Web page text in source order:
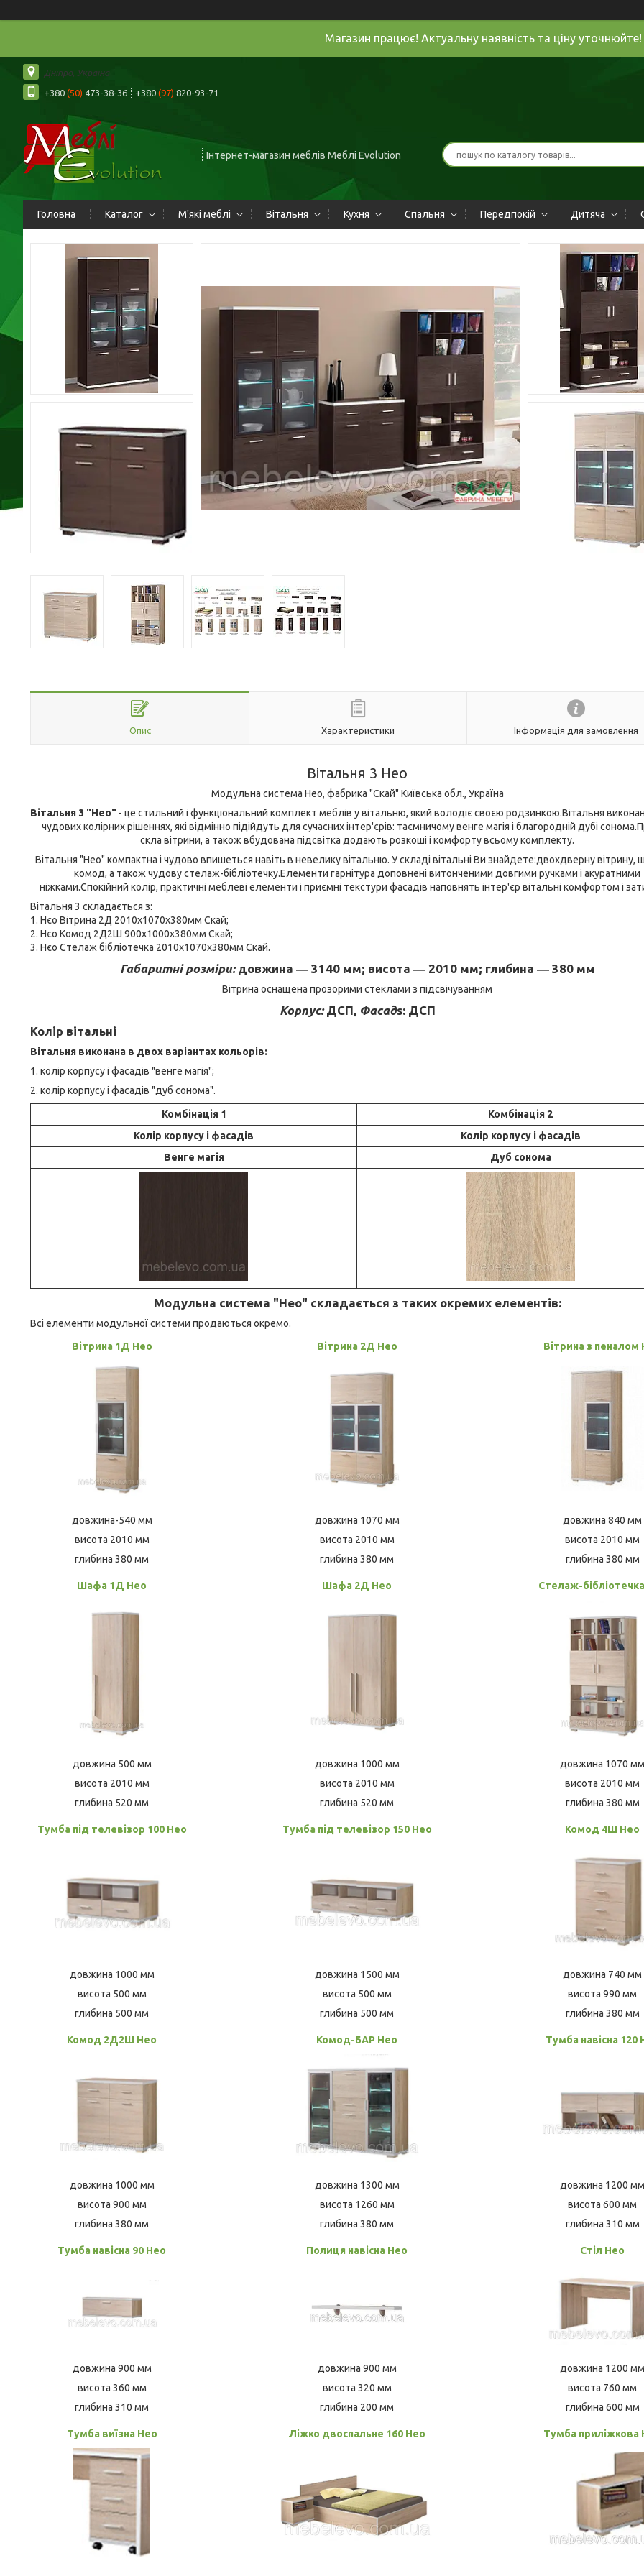
Магазин працює! Актуальну наявність та ціну уточнюйте!
Дніпро, Україна
+380 (50) 473-38-36 +380 (97) 820-93-71
Інтернет-магазин меблів Меблі Evolution
Головна Каталог М'які меблі Вітальня Кухня Спальня Передпокій Дитяча
Опис Характеристики Інформація для замовлення
Вітальня 3 Нео
Модульна система Нео, фабрика "Скай" Київська обл., Україна
Вітальня 3 "Нео" - це стильний і функціональний комплект меблів у вітальню, який володіє своєю родзинкою.Вітальня
чудових колірних рішеннях, які відмінно підійдуть для сучасних інтер'єрів: таємничому венге магія і благородній дубі
скла вітрини, а також вбудована підсвітка додають розкоші і комфорту всьому комплекту.
Вітальня "Нео" компактна і чудово впишеться навіть в невелику вітальню. У складі вітальні Ви знайдете:двохдверну вітрину,
комод, а також чудову стелаж-бібліотечку.Елементи гарнітура доповнені витонченими довгими ручками і акуратними
ніжками.Спокійний колір, практичні меблеві елементи і приємні текстури фасадів наповнять інтер'єр вітальні комфортом і
Вітальня 3 складається з:
1. Нєо Вітрина 2Д 2010х1070х380мм Скай;
2. Нєо Комод 2Д2Ш 900х1000х380мм Скай;
3. Нєо Стелаж бібліотечка 2010х1070х380мм Скай.
Габаритні розміри:довжина ― 3140 мм; висота ― 2010 мм; глибина ― 380 мм
Вітрина оснащена прозорими стеклами з підсвічуванням
Корпус:ДСП, Фасадs: ДСП
Колір вітальні
Вітальня виконана в двох варіантах кольорів:
1. колір корпусу і фасадів "венге магія";
2. колір корпусу і фасадів "дуб сонома".
Комбінація 1
Комбінація 2
Колір корпусу і фасадів
Колір корпусу і фасадів
Венге магія
Дуб сонома
Модульна система "Нео" складається з таких окремих елементів:
Всі елементи модульної системи продаються окремо.
Вітрина 1Д Нео
Вітрина 2Д Нео Вітрина з пеналом
довжина-540 мм
висота 2010 мм
глибина 380 мм
довжина 1070 мм
висота 2010 мм
глибина 380 мм
довжина 840 мм
висота 2010 мм
глибина 380 мм
Шафа 1Д Нео Шафа 2Д Нео Стелаж-
довжина 500 мм
висота 2010 мм
глибина 520 мм
довжина 1000 мм
висота 2010 мм
глибина 520 мм
довжина 1070 мм
висота 2010 мм
глибина 380 мм
Тумба під телевізор 100 Нео Тумба під телевізор 150 Нео Комод 4Ш Нео
довжина 1000 мм
висота 500 мм
глибина 500 мм
довжина 1500 мм
висота 500 мм
глибина 500 мм
довжина 740 мм
висота 990 мм
глибина 380 мм
Комод 2Д2Ш Нео Комод-БАР Нео Тумба навісна 120
довжина 1000 мм
висота 900 мм
глибина 380 мм
довжина 1300 мм
висота 1260 мм
глибина 380 мм
довжина 1200 мм
висота 600 мм
глибина 310 мм
Тумба навісна 90 Нео Полиця навісна Нео Стіл Нео
довжина 900 мм
висота 360 мм
глибина 310 мм
довжина 900 мм
висота 320 мм
глибина 200 мм
довжина 1200 мм
висота 760 мм
глибина 600 мм
Тумба виїзна Нео Ліжко двоспальне 160 Нео Тумба приліжкова